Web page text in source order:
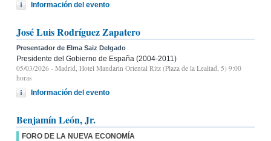
Información del evento
José Luis Rodríguez Zapatero
Presentador de Elma Saiz Delgado
Presidente del Gobierno de España (2004-2011)
05/03/2026 - Madrid, Hotel Mandarin Oriental Ritz (Plaza de la Lealtad, 5) 9:00
horas
Información del evento
Benjamín León, Jr.
FORO DE LA NUEVA ECONOMÍA